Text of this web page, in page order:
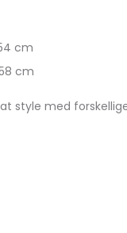
cm
cm
style med